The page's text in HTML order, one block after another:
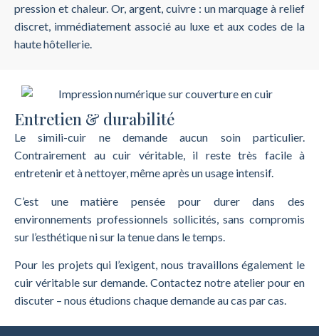
pression et chaleur. Or, argent, cuivre : un marquage à relief
discret, immédiatement associé au luxe et aux codes de la
haute hôtellerie.
Entretien & durabilité
Le simili-cuir ne demande aucun soin particulier.
Contrairement au cuir véritable, il reste très facile à
entretenir et à nettoyer, même après un usage intensif.
C’est une matière pensée pour durer dans des
environnements professionnels sollicités, sans compromis
sur l’esthétique ni sur la tenue dans le temps.
Pour les projets qui l’exigent, nous travaillons également le
cuir véritable sur demande. Contactez notre atelier pour en
discuter – nous étudions chaque demande au cas par cas.